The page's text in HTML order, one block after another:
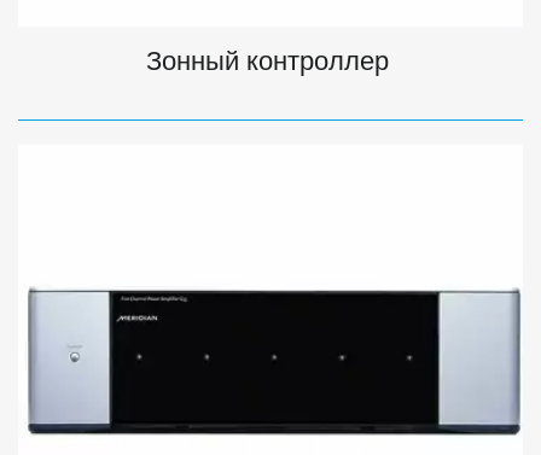
Зонный контроллер